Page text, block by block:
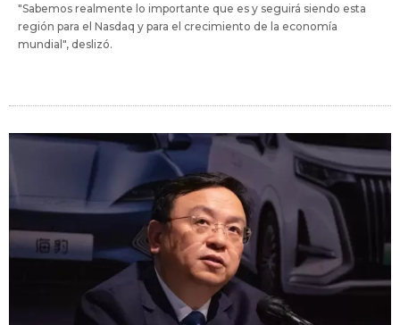
"Sabemos realmente lo importante que es y seguirá siendo esta
región para el Nasdaq y para el crecimiento de la economía
mundial", deslizó.